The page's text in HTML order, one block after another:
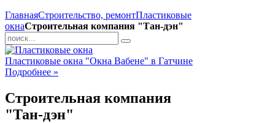
ГлавнаяСтроительство, ремонтПластиковые
окнаСтроительная компания "Тан-дэн"
Пластиковые окна "Окна Вабене" в Гатчине
Подробнее »
Строительная компания
"Тан-дэн"